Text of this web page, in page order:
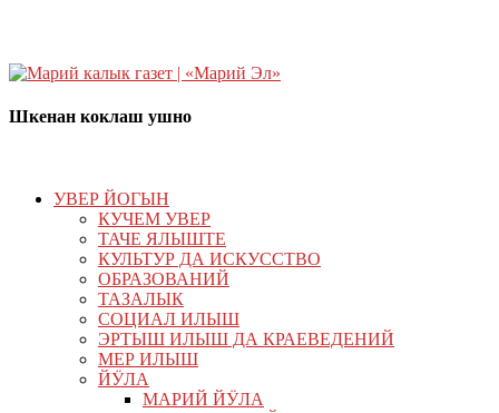
Шкенан коклаш ушно
УВЕР ЙОГЫН
КУЧЕМ УВЕР
ТАЧЕ ЯЛЫШТЕ
КУЛЬТУР ДА ИСКУССТВО
ОБРАЗОВАНИЙ
ТАЗАЛЫК
СОЦИАЛ ИЛЫШ
ЭРТЫШ ИЛЫШ ДА КРАЕВЕДЕНИЙ
МЕР ИЛЫШ
ЙӰЛА
МАРИЙ ЙӰЛА